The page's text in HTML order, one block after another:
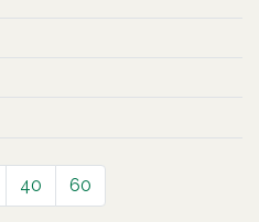
40 60